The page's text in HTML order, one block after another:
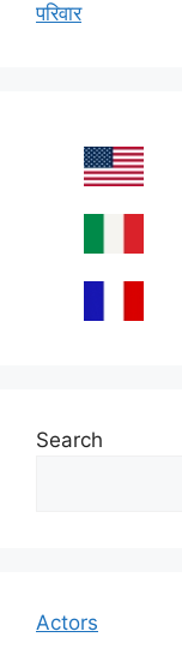
परिवार
Search
Actors